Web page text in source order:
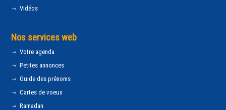
Vidéos
Nos services web
Votre agenda
Petites annonces
Guide des prénoms
Cartes de voeux
Ramadan